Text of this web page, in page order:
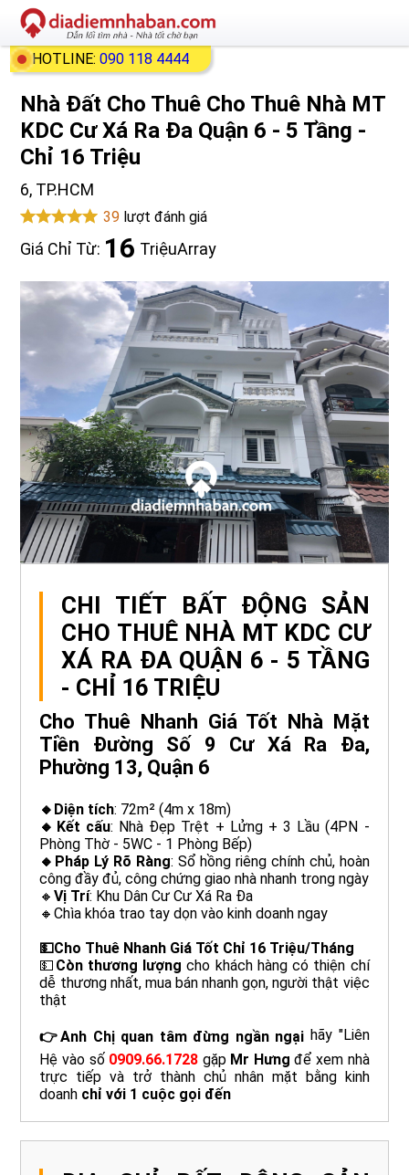
HOTLINE:090 118 4444
Nhà Đất Cho Thuê Cho Thuê Nhà MT
KDC Cư Xá Ra Đa Quận 6 - 5 Tầng -
Chỉ 16 Triệu
6, TP.HCM
39 lượt đánh giá
Giá Chỉ Từ: 16 TriệuArray
CHI TIẾT BẤT ĐỘNG SẢN
CHO THUÊ NHÀ MT KDC CƯ
XÁ RA ĐA QUẬN 6 - 5 TẦNG
- CHỈ 16 TRIỆU
Cho Thuê Nhanh Giá Tốt Nhà Mặt
Tiền Đường Số 9 Cư Xá Ra Đa,
Phường 13, Quận 6
🔸Diện tích: 72m² (4m x 18m)
🔸Kết cấu: Nhà Đẹp Trệt + Lửng + 3 Lầu (4PN -
Phòng Thờ - 5WC - 1 Phòng Bếp)
🔸Pháp Lý Rõ Ràng: Sổ hồng riêng chính chủ, hoàn
công đầy đủ, công chứng giao nhà nhanh trong ngày
🔸Vị Trí: Khu Dân Cư Cư Xá Ra Đa
🔸Chìa khóa trao tay dọn vào kinh doanh ngay
💵Cho Thuê Nhanh Giá Tốt Chỉ 16 Triệu/Tháng
💵 Còn thương lượng cho khách hàng có thiện chí
dễ thương nhất, mua bán nhanh gọn, người thật việc
thật
👉Anh Chị quan tâm đừng ngần ngại hãy "Liên
Hệ vào số 0909.66.1728 gặp Mr Hưng để xem nhà
trực tiếp và trở thành chủ nhân mặt bằng kinh
doanh chỉ với 1 cuộc gọi đến